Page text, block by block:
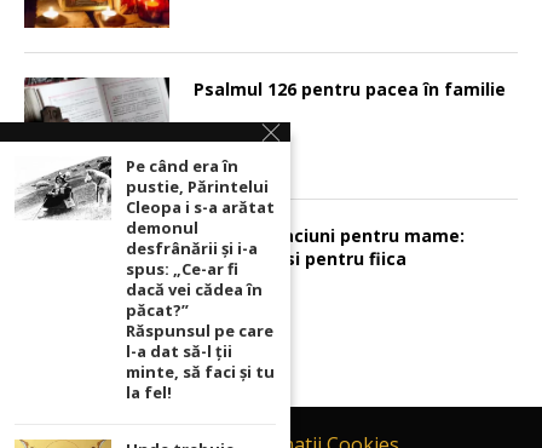
Psalmul 126 pentru pacea în familie
Sunt 2 rugaciuni pentru mame:
pentru fiu si pentru fiica
Pe când era în
pustie, Părintelui
Cleopa i s-a arătat
demonul
desfrânării şi i-a
spus: „Ce-ar fi
dacă vei cădea în
păcat?”
Răspunsul pe care
l-a dat să-l ții
minte, să faci și tu
la fel!